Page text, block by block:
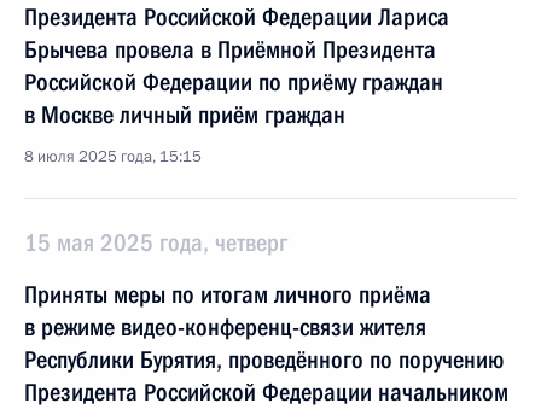
Президента Российской Федерации Лариса
Брычева провела в Приёмной Президента
Российской Федерации по приёму граждан
в Москве личный приём граждан
8 июля 2025 года, 15:15
15 мая 2025 года, четверг
Приняты меры по итогам личного приёма
в режиме видео-конференц-связи жителя
Республики Бурятия, проведённого по поручению
Президента Российской Федерации начальником